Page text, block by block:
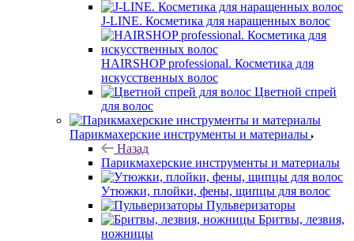
J-LINE. Косметика для наращенных волос
HAIRSHOP professional. Косметика для
искусственных волос
Цветной спрей
для волос
Парикмахерские инструменты и материалы
Назад
Парикмахерские инструменты и материалы
Утюжки, плойки, фены, щипцы для волос
Пульверизаторы
Бритвы, лезвия,
ножницы